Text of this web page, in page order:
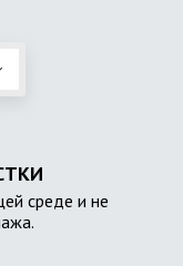
среде и не